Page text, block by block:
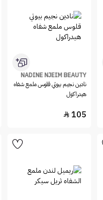
NADINE NJEIM BEAUTY
نادين نجيم بيوتي قلوس ملمع شفاه
هيدراكول
105
